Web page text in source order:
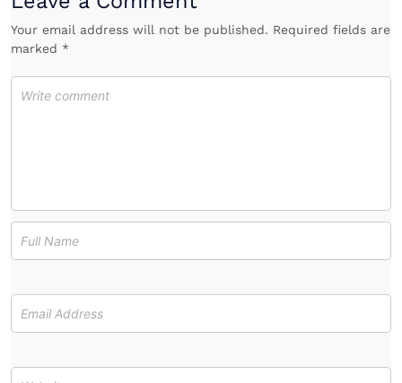
Your email address will not be published. Required fields are
marked *